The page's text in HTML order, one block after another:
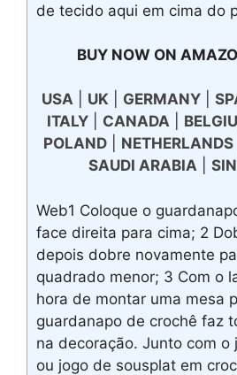
de tecido aqui em cima do
BUY NOW ON
USA| UK| GERMANY|
ITALY| CANADA|
POLAND| NETHERLANDS
SAUDI ARABIA|
Web1 Coloque o
face direita para cima; 2
depois dobre novamente
quadrado menor; 3 Com o
hora de montar uma mesa
guardanapo de crochê faz
na decoração. Junto com o
ou jogo de sousplat em